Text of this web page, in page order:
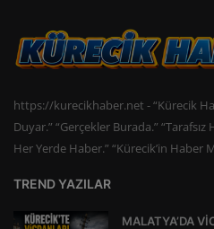
https://kurecikhaber.net - “Kürecik
Duyar.” “Gerçekler Burada.”
Her Yerde Haber.” “Kürecik’in Haber
TREND YAZILAR
MALATYA’DA